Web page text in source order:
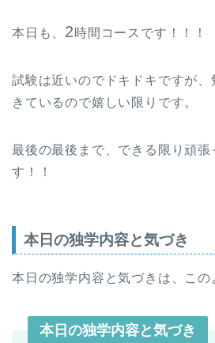
本日も、 2時間コースです！！！
試験は近いのでドキドキですが
きているので嬉しい限りです。
最後の最後まで、できる限り頑張
す！！
本日の独学内容と気づき
本日の独学内容と気づきは、この
本日の独学内容と気づき